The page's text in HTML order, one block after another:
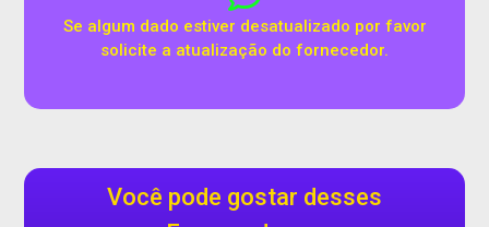
Se algum dado estiver desatualizado por favor
solicite a atualização do fornecedor.
Você pode gostar desses